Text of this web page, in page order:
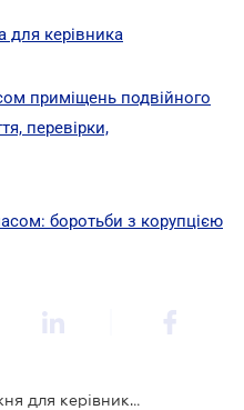
для керівника
приміщень подвійного
перевірки,
боротьби з корупцією
Дайджест головних новин тижня для керівників